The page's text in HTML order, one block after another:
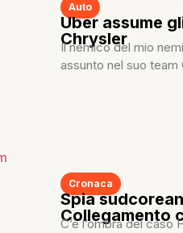
Auto
Uber assume
Chrysler
Il nemico del mio
assunto nel suo team
Cronaca
Spia
Collegamento
C’è l’ombra del